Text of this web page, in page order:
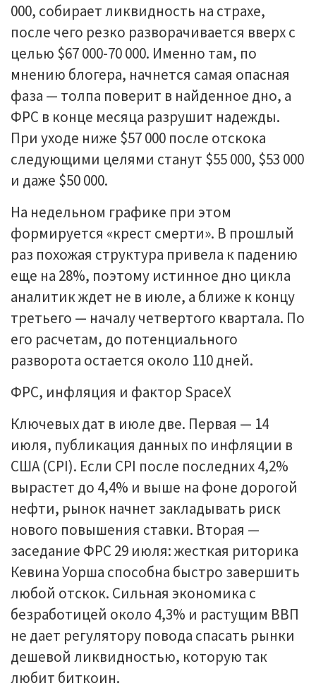
000, собирает ликвидность на страхе,
после чего резко разворачивается вверх с
целью $67 000-70 000. Именно там, по
мнению блогера, начнется самая опасная
фаза — толпа поверит в найденное дно, а
ФРС в конце месяца разрушит надежды.
При уходе ниже $57 000 после отскока
следующими целями станут $55 000, $53 000
и даже $50 000.
На недельном графике при этом
формируется «крест смерти». В прошлый
раз похожая структура привела к падению
еще на 28%, поэтому истинное дно цикла
аналитик ждет не в июле, а ближе к концу
третьего — началу четвертого квартала. По
его расчетам, до потенциального
разворота остается около 110 дней.
ФРС, инфляция и фактор SpaceX
Ключевых дат в июле две. Первая — 14
июля, публикация данных по инфляции в
США (CPI). Если CPI после последних 4,2%
вырастет до 4,4% и выше на фоне дорогой
нефти, рынок начнет закладывать риск
нового повышения ставки. Вторая —
заседание ФРС 29 июля: жесткая риторика
Кевина Уорша способна быстро завершить
любой отскок. Сильная экономика с
безработицей около 4,3% и растущим ВВП
не дает регулятору повода спасать рынки
дешевой ликвидностью, которую так
любит биткоин.